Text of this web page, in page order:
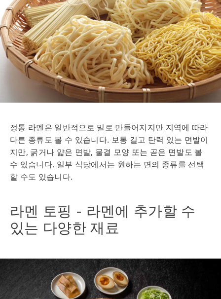
정통 라멘은 일반적으로 밀로 만들어지지만 지역에 따라
다른 종류도 볼 수 있습니다. 보통 길고 탄력 있는 면발이
지만, 굵거나 얇은 면발, 물결 모양 또는 곧은 면발도 볼
수 있습니다. 일부 식당에서는 원하는 면의 종류를 선택
할 수도 있습니다.
라멘 토핑 - 라멘에 추가할 수
있는 다양한 재료